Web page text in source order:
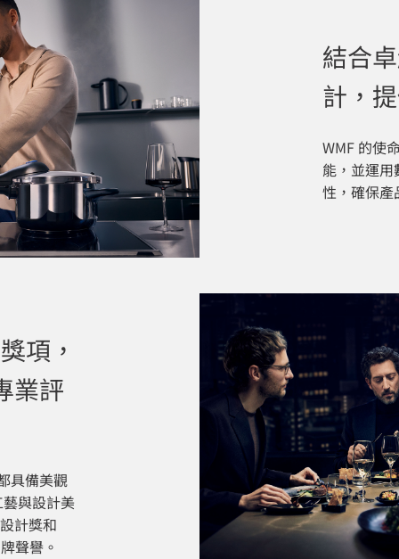
結合
計，
WMF 的使
能，並運
性，確保產
項，
業評
具備美觀
與設計美
計獎和
聲譽。